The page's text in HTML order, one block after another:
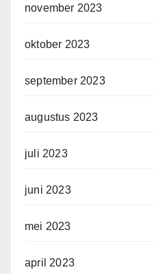
november 2023
oktober 2023
september 2023
augustus 2023
juli 2023
juni 2023
mei 2023
april 2023